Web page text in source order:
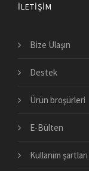
İLETIŞIM
Bize Ulaşın
Destek
Ürün broşürleri
E-Bülten
Kullanım şartları